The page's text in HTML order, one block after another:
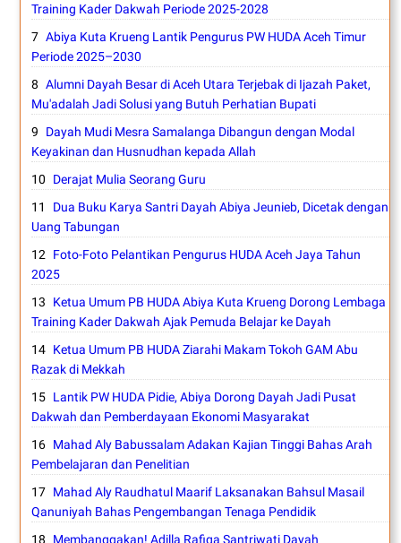
Training Kader Dakwah Periode 2025-2028
Abiya Kuta Krueng Lantik Pengurus PW HUDA Aceh Timur
Periode 2025–2030
Alumni Dayah Besar di Aceh Utara Terjebak di Ijazah Paket,
Mu'adalah Jadi Solusi yang Butuh Perhatian Bupati
Dayah Mudi Mesra Samalanga Dibangun dengan Modal
Keyakinan dan Husnudhan kepada Allah
Derajat Mulia Seorang Guru
Dua Buku Karya Santri Dayah Abiya Jeunieb, Dicetak dengan
Uang Tabungan
Foto-Foto Pelantikan Pengurus HUDA Aceh Jaya Tahun
2025
Ketua Umum PB HUDA Abiya Kuta Krueng Dorong Lembaga
Training Kader Dakwah Ajak Pemuda Belajar ke Dayah
Ketua Umum PB HUDA Ziarahi Makam Tokoh GAM Abu
Razak di Mekkah
Lantik PW HUDA Pidie, Abiya Dorong Dayah Jadi Pusat
Dakwah dan Pemberdayaan Ekonomi Masyarakat
Mahad Aly Babussalam Adakan Kajian Tinggi Bahas Arah
Pembelajaran dan Penelitian
Mahad Aly Raudhatul Maarif Laksanakan Bahsul Masail
Qanuniyah Bahas Pengembangan Tenaga Pendidik
Membanggakan! Adilla Rafiqa Santriwati Dayah